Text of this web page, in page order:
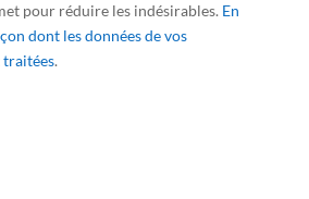
pour réduire les indésirables. En
dont les données de vos
traitées.